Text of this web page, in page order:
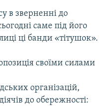
в зверненні до
саме під його
ці банди «тітушок».
своїми силами
організацій,
до обережності: